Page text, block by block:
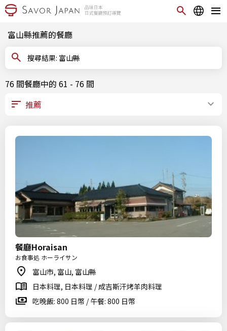
富山縣推薦的餐廳
搜尋結果: 富山縣
76 間餐廳中的 61 - 76 間
餐廳Horaisan
お食事処 ホーライサン
富山市, 富山, 富山縣
日本料理, 日本料理 / 成吉斯汗烤羊肉料理
吃晚飯: 800 日幣 / 午餐: 800 日幣